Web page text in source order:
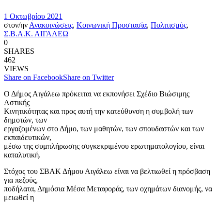
1 Οκτωβρίου 2021
στον/ην Ανακοινώσεις, Κοινωνική Προστασία, Πολιτισμός,
Σ.Β.Α.Κ. ΑΙΓΑΛΕΩ
0
SHARES
462
VIEWS
Share on FacebookShare on Twitter
Ο Δήμος Αιγάλεω πρόκειται να εκπονήσει Σχέδιο Βιώσιμης
Αστικής
Κινητικότητας και προς αυτή την κατεύθυνση η συμβολή των
δημοτών, των
εργαζομένων στο Δήμο, των μαθητών, των σπουδαστών και των
εκπαιδευτικών,
μέσω της συμπλήρωσης συγκεκριμένου ερωτηματολογίου, είναι
καταλυτική.
Στόχος του ΣΒΑΚ Δήμου Αιγάλεω είναι να βελτιωθεί η πρόσβαση
για πεζούς,
ποδήλατα, Δημόσια Μέσα Μεταφοράς, των οχημάτων διανομής, να
μειωθεί η